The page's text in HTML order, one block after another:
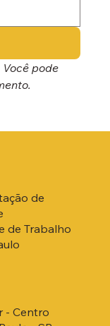
pode
de
de Trabalho
- Centro